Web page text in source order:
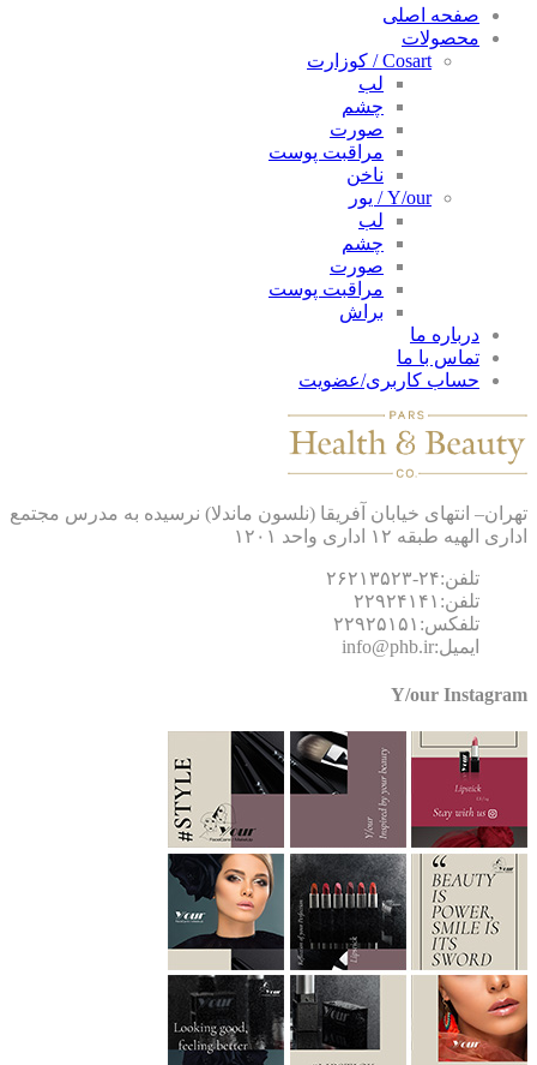
صفحه اصلی
محصولات
Cosart / کوزارت
لب
چشم
صورت
مراقبت پوست
ناخن
Y/our / یور
لب
چشم
صورت
مراقبت پوست
براش
درباره ما
تماس با ما
حساب کاربری/عضویت
انتهای خیابان آفریقا (نلسون ماندلا) نرسیده به مدرس مجتمع
الهیه طبقه ۱۲ اداری واحد ۱۲۰۱
تلفن:۲۴-۲۶۲۱۳۵۲۳
تلفن:۲۲۹۲۴۱۴۱
تلفکس:۲۲۹۲۵۱۵۱
ایمیل:info@phb.ir
Y/our